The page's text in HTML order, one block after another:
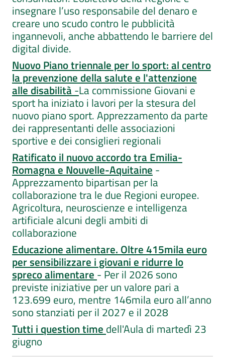
insegnare l’uso responsabile del denaro e
creare uno scudo contro le pubblicità
ingannevoli, anche abbattendo le barriere del
digital divide.
Nuovo Piano triennale per lo sport: al centro
la prevenzione della salute e l'attenzione
alle disabilità -La commissione Giovani e
sport ha iniziato i lavori per la stesura del
nuovo piano sport. Apprezzamento da parte
dei rappresentanti delle associazioni
sportive e dei consiglieri regionali
Ratificato il nuovo accordo tra Emilia-
Romagna e Nouvelle-Aquitaine -
Apprezzamento bipartisan per la
collaborazione tra le due Regioni europee.
Agricoltura, neuroscienze e intelligenza
artificiale alcuni degli ambiti di
collaborazione
Educazione alimentare. Oltre 415mila euro
per sensibilizzare i giovani e ridurre lo
spreco alimentare - Per il 2026 sono
previste iniziative per un valore pari a
123.699 euro, mentre 146mila euro all’anno
sono stanziati per il 2027 e il 2028
Tutti i question time dell'Aula di martedì 23
giugno